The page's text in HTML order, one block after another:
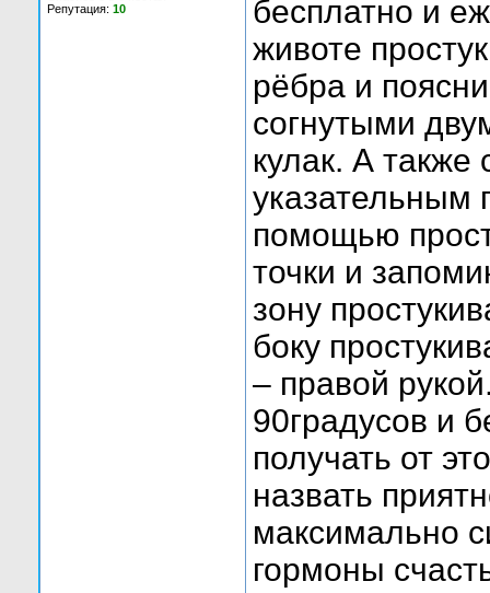
Репутация: 10
бесплатно и
животе
рёбра и
согнутыми
кулак. А
указательным
помощью
точки и
зону
боку
– правой
90градусов и
получать от
назвать
максимально
гормоны